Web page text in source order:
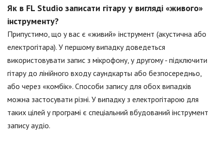
Як в FL Studio записати гітару у вигляді «живого»
інструменту?
Припустимо, що у вас є «живий» інструмент (акустична або
електрогітара). У першому випадку доведеться
використовувати запис з мікрофону, у другому - підключити
гітару до лінійного входу саундкарты або безпосередньо,
або через «комбік». Способи запису для обох випадків
можна застосувати різні. У випадку з електрогітарою для
таких цілей у програмі є спеціальний вбудований інструмент
запису аудіо.